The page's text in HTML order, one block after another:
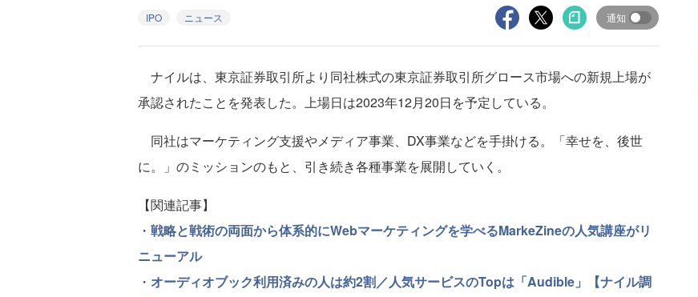
IPO ニュース 通知
ナイルは、東京証券取引所より同社株式の東京証券取引所グロース市場への新規上場が
承認されたことを発表した。上場日は2023年12月20日を予定している。
同社はマーケティング支援やメディア事業、DX事業などを手掛ける。「幸せを、後世
に。」のミッションのもと、引き続き各種事業を展開していく。
【関連記事】
・ 戦略と戦術の両面から体系的にWebマーケティングを学べるMarkeZineの人気講座がリ
ニューアル
・ オーディオブック利用済みの人は約2割／人気サービスのTopは「Audible」【ナイル調